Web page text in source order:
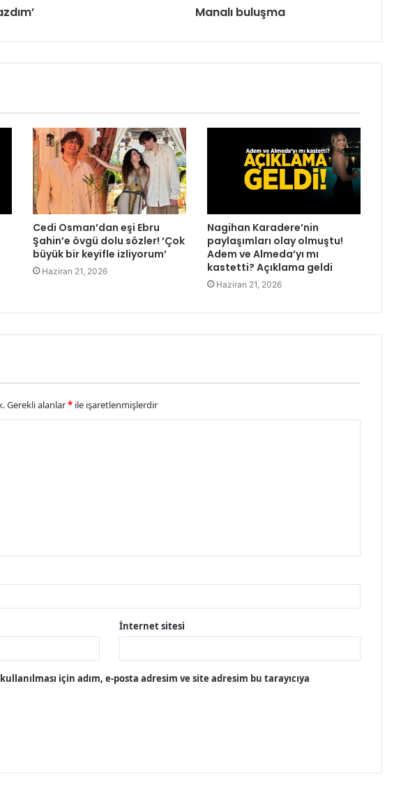
Manalı buluşma
Cedi Osman’dan eşi Ebru
Şahin’e övgü dolu sözler! ‘Çok
büyük bir keyifle izliyorum’
Haziran 21, 2026
Nagihan Karadere’nin
paylaşımları olay olmuştu!
Adem ve Almeda’yı mı
kastetti? Açıklama geldi
Haziran 21, 2026
Gerekli alanlar* ile işaretlenmişlerdir
İnternet sitesi
için adım, e-posta adresim ve site adresim bu tarayıcıya